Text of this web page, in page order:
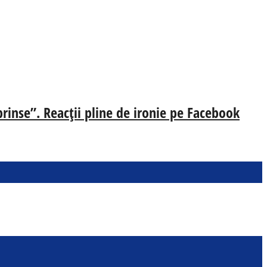
Reacții pline de ironie pe Facebook